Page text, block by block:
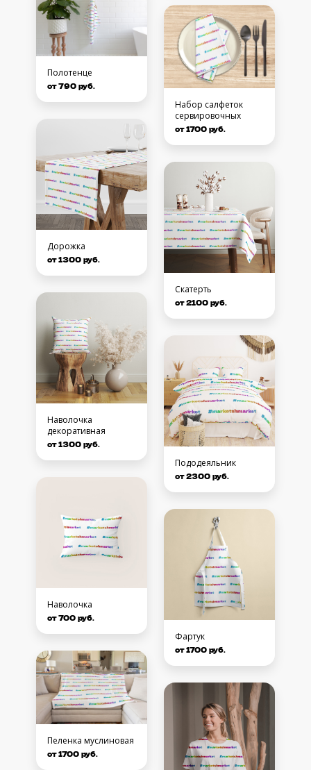
Полотенце
от 790 руб.
Дорожка
от 1300 руб.
Наволочка
декоративная
от 1300 руб.
Наволочка
от 700 руб.
Пеленка муслиновая
от 1700 руб.
Набор салфеток
сервировочных
от 1700 руб.
Скатерть
от 2100 руб.
Пододеяльник
от 2300 руб.
Фартук
от 1700 руб.